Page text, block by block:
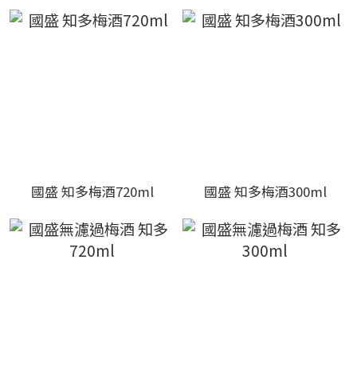
國盛 知多梅酒720ml 國盛 知多梅酒300ml